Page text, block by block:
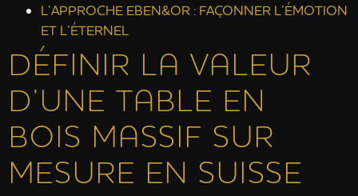
L’APPROCHE EBEN&OR : FAÇONNER L’ÉMOTION
ET L’ÉTERNEL
DÉFINIR LA VALEUR
D’UNE TABLE EN
BOIS MASSIF SUR
MESURE EN SUISSE